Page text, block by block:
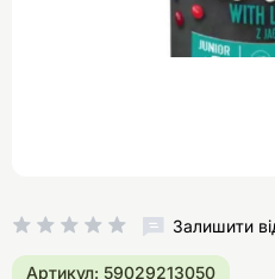
Залишити
Артикул: 59029213050